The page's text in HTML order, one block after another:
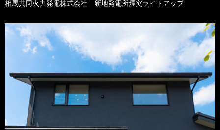
相馬共同火力発電株式会社 新地発電所煙突ライトアップ